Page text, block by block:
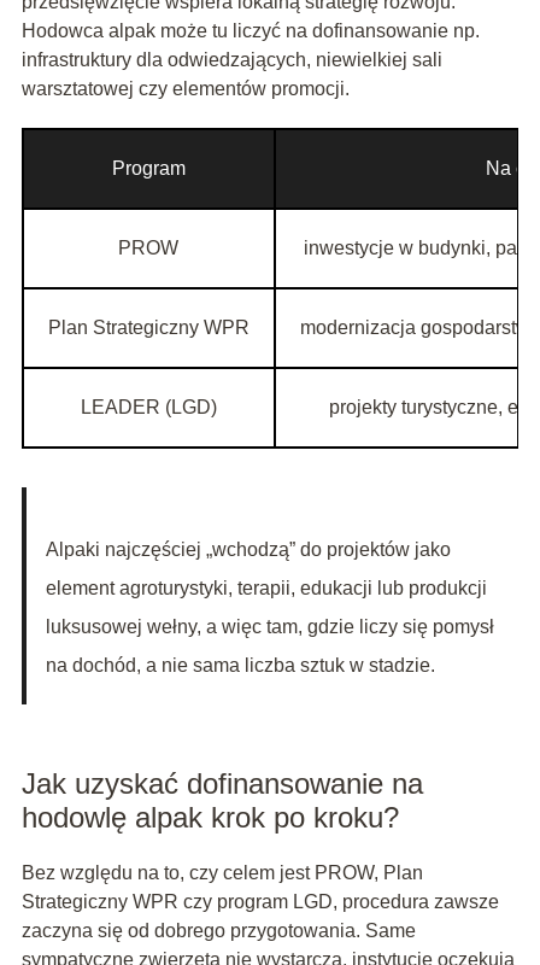
Hodowca alpak może tu liczyć na dofinansowanie np.
infrastruktury dla odwiedzających, niewielkiej sali
warsztatowej czy elementów promocji.
Program Na
PROW inwestycje w budynki,
Plan Strategiczny WPR modernizacja
LEADER (LGD) projekty turystyczne,
Alpaki najczęściej „wchodzą” do projektów jako
element agroturystyki, terapii, edukacji lub produkcji
luksusowej wełny, a więc tam, gdzie liczy się pomysł
na dochód, a nie sama liczba sztuk w stadzie.
Jak uzyskać dofinansowanie na
hodowlę alpak krok po kroku?
Bez względu na to, czy celem jest PROW, Plan
Strategiczny WPR czy program LGD, procedura zawsze
zaczyna się od dobrego przygotowania. Same
sympatyczne zwierzęta nie wystarczą, instytucje oczekują